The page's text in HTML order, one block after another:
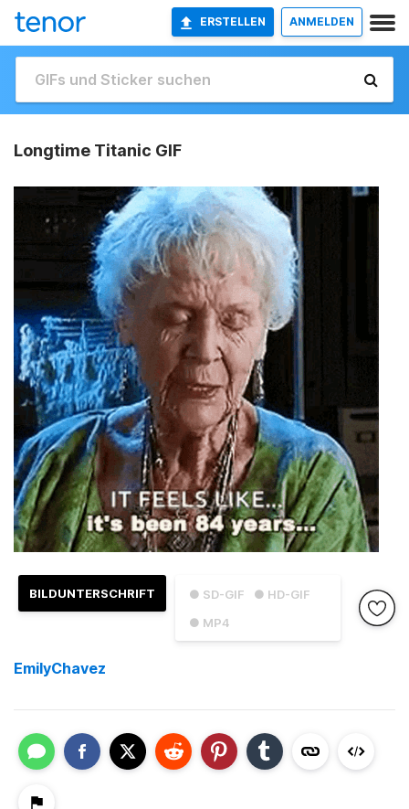
ERSTELLEN ANMELDEN
Longtime Titanic GIF
● SD-GIF
● HD-GIF
● MP4
BILDUNTERSCHRIFT
EmilyChavez